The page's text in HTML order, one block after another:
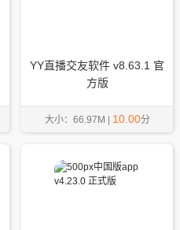
YY直播交友软件 v8.63.1 官
方版
大小：66.97M | 10.00分